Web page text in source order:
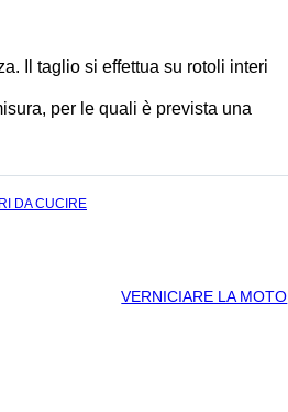
Il taglio si effettua su rotoli interi
per le quali è prevista una
DA CUCIRE
VERNICIARE LA MOTO